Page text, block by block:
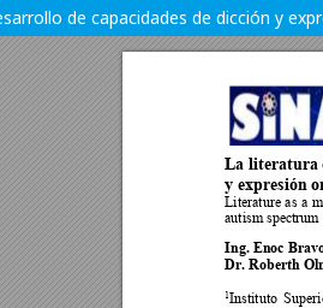
de capacidades de dicción y